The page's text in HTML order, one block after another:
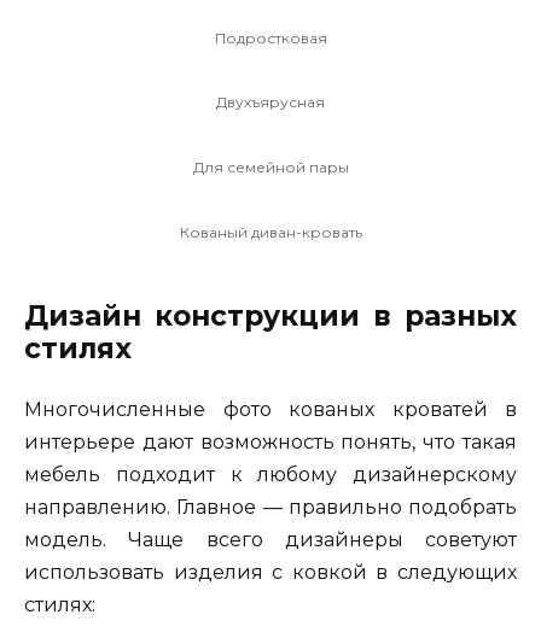
Подростковая
Двухъярусная
Для семейной пары
Кованый диван-кровать
Дизайн конструкции в разных
стилях
Многочисленные фото кованых кроватей в
интерьере дают возможность понять, что такая
мебель подходит к любому дизайнерскому
направлению. Главное — правильно подобрать
модель. Чаще всего дизайнеры советуют
использовать изделия с ковкой в следующих
стилях: